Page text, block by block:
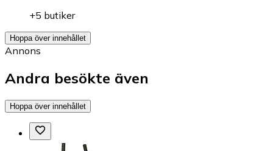
+5 butiker
Hoppa över innehållet
Annons
Andra besökte även
Hoppa över innehållet